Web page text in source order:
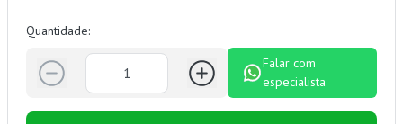
Quantidade:
Falar com
especialista